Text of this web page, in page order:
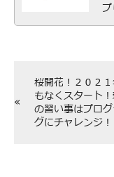
プ
«
桜開花！２０２
もなくスタート
の習い事はプロ
グにチャレンジ！